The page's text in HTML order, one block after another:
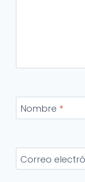
Nombre *
Correo